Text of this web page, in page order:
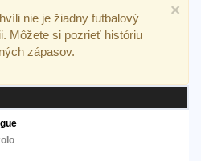
×
nie je žiadny futbalový
Môžete si pozrieť históriu
zápasov.